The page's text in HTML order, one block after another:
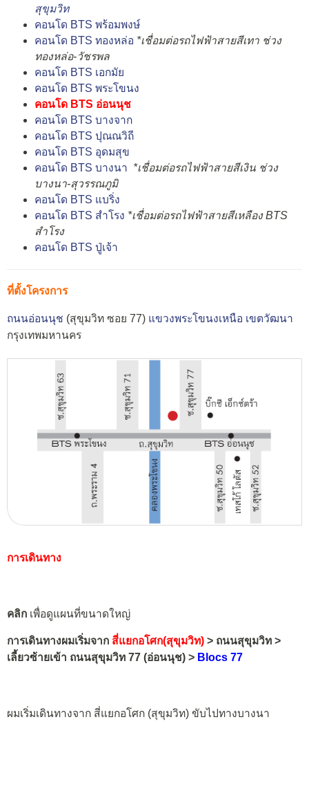
สุขุมวิท
คอนโด BTS พร้อมพงษ์
คอนโด BTS ทองหล่อ *เชื่อมต่อรถไฟฟ้าสายสีเทา ช่วง
ทองหล่อ-วัชรพล
คอนโด BTS เอกมัย
คอนโด BTS พระโขนง
คอนโด BTS อ่อนนุช
คอนโด BTS บางจาก
คอนโด BTS ปุณณวิถี
คอนโด BTS อุดมสุข
คอนโด BTS บางนา *เชื่อมต่อรถไฟฟ้าสายสีเงิน ช่วง
บางนา-สุวรรณภูมิ
คอนโด BTS แบริ่ง
คอนโด BTS สำโรง *เชื่อมต่อรถไฟฟ้าสายสีเหลือง BTS
สำโรง
คอนโด BTS ปู่เจ้า
ที่ตั้งโครงการ
ถนนอ่อนนุช (สุขุมวิท ซอย 77) แขวงพระโขนงเหนือ เขตวัฒนา
กรุงเทพมหานคร
การเดินทาง
คลิก เพื่อดูแผนที่ขนาดใหญ่
การเดินทางผมเริ่มจาก สี่แยกอโศก(สุขุมวิท) > ถนนสุขุมวิท >
เลี้ยวซ้ายเข้า ถนนสุขุมวิท 77 (อ่อนนุช) > Blocs 77
ผมเริ่มเดินทางจาก สี่แยกอโศก (สุขุมวิท) ขับไปทางบางนา